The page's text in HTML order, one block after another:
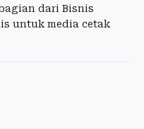
dari Bisnis
untuk media cetak